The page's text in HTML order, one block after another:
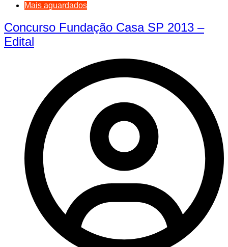
Mais aguardados
Concurso Fundação Casa SP 2013 –
Edital